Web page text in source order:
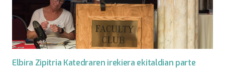
Elbira Zipitria Katedraren irekiera ekitaldian parte